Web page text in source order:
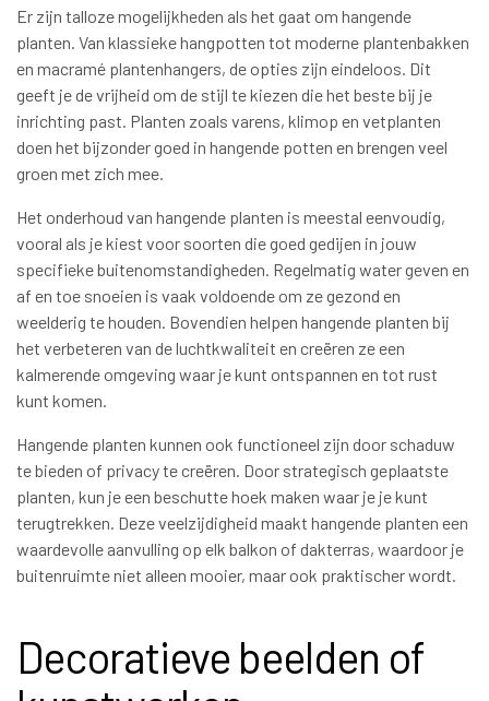
Er zijn talloze mogelijkheden als het gaat om hangende
planten. Van klassieke hangpotten tot moderne plantenbakken
en macramé plantenhangers, de opties zijn eindeloos. Dit
geeft je de vrijheid om de stijl te kiezen die het beste bij je
inrichting past. Planten zoals varens, klimop en vetplanten
doen het bijzonder goed in hangende potten en brengen veel
groen met zich mee.
Het onderhoud van hangende planten is meestal eenvoudig,
vooral als je kiest voor soorten die goed gedijen in jouw
specifieke buitenomstandigheden. Regelmatig water geven en
af en toe snoeien is vaak voldoende om ze gezond en
weelderig te houden. Bovendien helpen hangende planten bij
het verbeteren van de luchtkwaliteit en creëren ze een
kalmerende omgeving waar je kunt ontspannen en tot rust
kunt komen.
Hangende planten kunnen ook functioneel zijn door schaduw
te bieden of privacy te creëren. Door strategisch geplaatste
planten, kun je een beschutte hoek maken waar je je kunt
terugtrekken. Deze veelzijdigheid maakt hangende planten een
waardevolle aanvulling op elk balkon of dakterras, waardoor je
buitenruimte niet alleen mooier, maar ook praktischer wordt.
Decoratieve beelden of